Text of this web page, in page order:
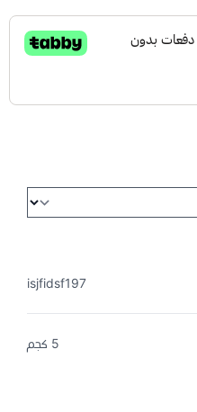
isjfidsf197
5 كجم